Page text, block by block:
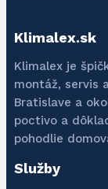
Klimalex.sk
Klimalex je
montáž, servis
Bratislave a
poctivo a
pohodlie
Služby